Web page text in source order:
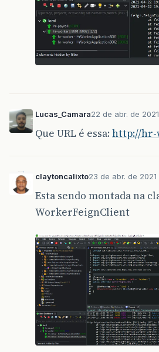
Lucas_Camara22 de abr. de 2021
Que URL é essa: http://
claytoncalixto23 de abr. de 2021
Esta sendo montada na
WorkerFeignClient